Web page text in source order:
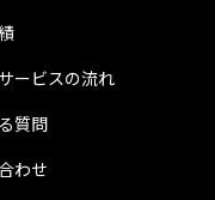
ービスの流れ
質問
わせ